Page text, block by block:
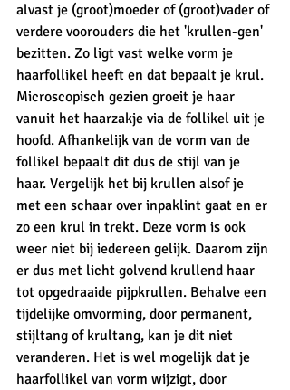
alvast je (groot)moeder of (groot)vader of
verdere voorouders die het 'krullen-gen'
bezitten. Zo ligt vast welke vorm je
haarfollikel heeft en dat bepaalt je krul.
Microscopisch gezien groeit je haar
vanuit het haarzakje via de follikel uit je
hoofd. Afhankelijk van de vorm van de
follikel bepaalt dit dus de stijl van je
haar. Vergelijk het bij krullen alsof je
met een schaar over inpaklint gaat en er
zo een krul in trekt. Deze vorm is ook
weer niet bij iedereen gelijk. Daarom zijn
er dus met licht golvend krullend haar
tot opgedraaide pijpkrullen. Behalve een
tijdelijke omvorming, door permanent,
stijltang of krultang, kan je dit niet
veranderen. Het is wel mogelijk dat je
haarfollikel van vorm wijzigt, door